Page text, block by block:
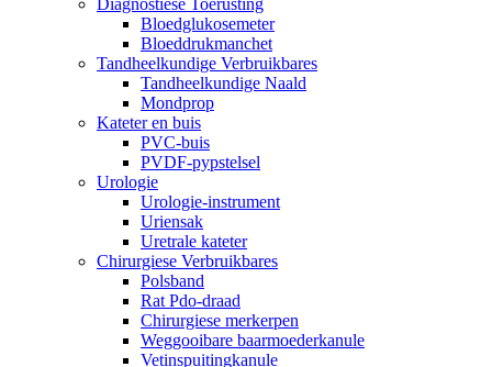
Diagnostiese Toerusting
Bloedglukosemeter
Bloeddrukmanchet
Tandheelkundige Verbruikbares
Tandheelkundige Naald
Mondprop
Kateter en buis
PVC-buis
PVDF-pypstelsel
Urologie
Urologie-instrument
Uriensak
Uretrale kateter
Chirurgiese Verbruikbares
Polsband
Rat Pdo-draad
Chirurgiese merkerpen
Weggooibare baarmoederkanule
Vetinspuitingkanule